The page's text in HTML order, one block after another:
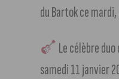
du Bartok ce
Le célèbre
samedi 11 janvier